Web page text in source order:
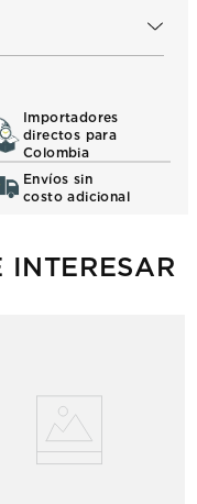
Importadores
directos para
Colombia
Envíos sin
costo adicional
INTERESAR